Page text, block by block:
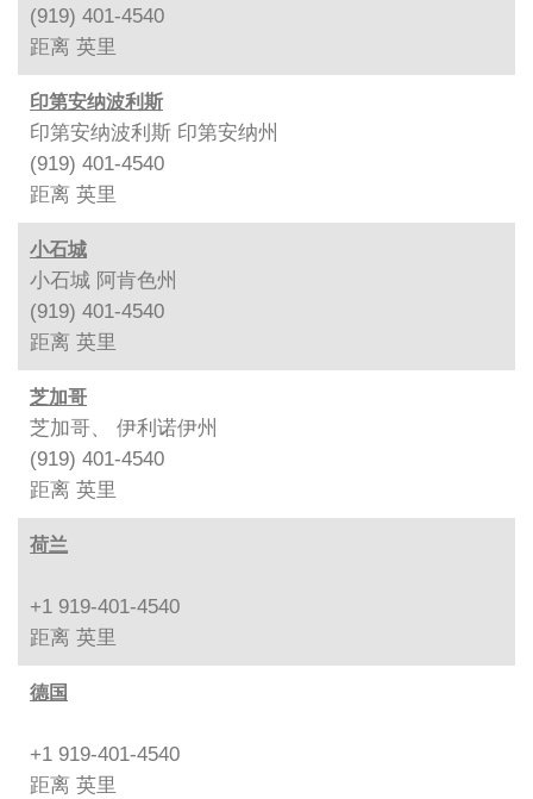
(919) 401-4540
距离 英里
印第安纳波利斯
印第安纳波利斯 印第安纳州
(919) 401-4540
距离 英里
小石城
小石城 阿肯色州
(919) 401-4540
距离 英里
芝加哥
芝加哥、 伊利诺伊州
(919) 401-4540
距离 英里
荷兰
+1 919-401-4540
距离 英里
德国
+1 919-401-4540
距离 英里